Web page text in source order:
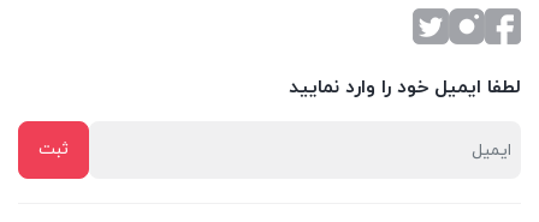
لطفا ایمیل خود را وارد نمایید